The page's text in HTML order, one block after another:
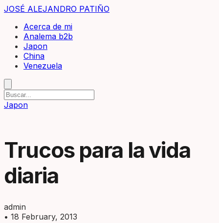
JOSÉ ALEJANDRO PATIÑO
Acerca de mi
Analema b2b
Japon
China
Venezuela
Japon
Trucos para la vida
diaria
admin
• 18 February, 2013